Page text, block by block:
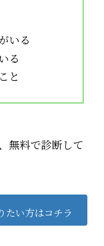
いる
る
と
無料で診断して
たい方はコチラ